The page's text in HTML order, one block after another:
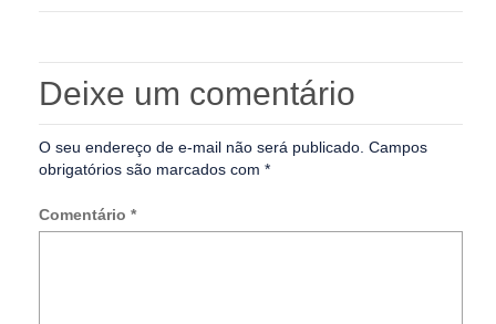
Deixe um comentário
O seu endereço de e-mail não será publicado. Campos
obrigatórios são marcados com *
Comentário *